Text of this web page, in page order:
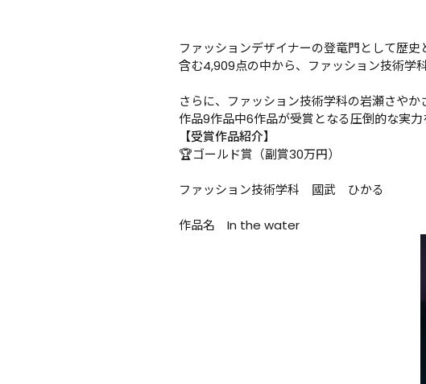
ファッションデザイナーの登竜門として歴
含む4,909点の中から、ファッション技術学
さらに、ファッション技術学科の岩瀬さや
作品9作品中6作品が受賞となる圧倒的な実力
【受賞作品紹介】
🏆ゴールド賞（副賞30万円）
ファッション技術学科　國武　ひかる
作品名　In the water